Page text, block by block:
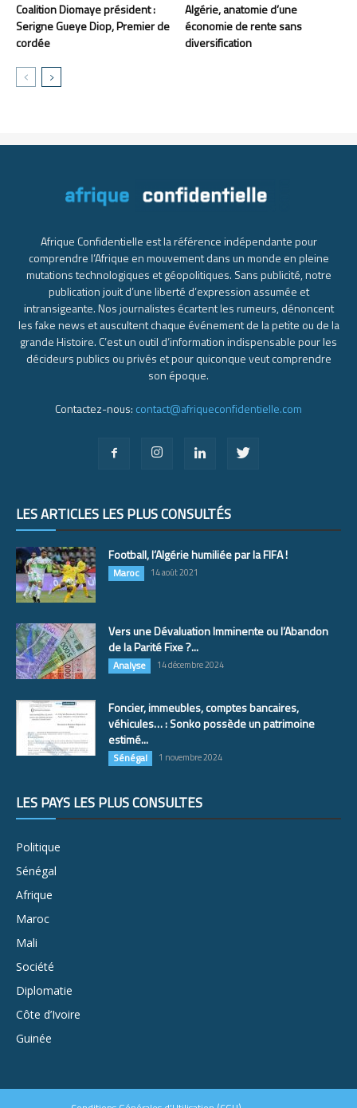
Coalition Diomaye président :
Serigne Gueye Diop, Premier de
cordée
Algérie, anatomie d’une
économie de rente sans
diversification
Afrique Confidentielle est la référence indépendante pour
comprendre l’Afrique en mouvement dans un monde en pleine
mutations technologiques et géopolitiques. Sans publicité, notre
publication jouit d’une liberté d’expression assumée et
intransigeante. Nos journalistes écartent les rumeurs, dénoncent
les fake news et auscultent chaque événement de la petite ou de la
grande Histoire. C’est un outil d’information indispensable pour les
décideurs publics ou privés et pour quiconque veut comprendre
son époque.
Contactez-nous: contact@afriqueconfidentielle.com
LES ARTICLES LES PLUS CONSULTÉS
Football, l’Algérie humiliée par la FIFA !
Maroc 14 août 2021
Vers une Dévaluation Imminente ou l’Abandon
de la Parité Fixe ?...
Analyse 14 décembre 2024
Foncier, immeubles, comptes bancaires,
véhicules… : Sonko possède un patrimoine
estimé...
Sénégal 1 novembre 2024
LES PAYS LES PLUS CONSULTÉS
Politique
Sénégal
Afrique
Maroc
Mali
Société
Diplomatie
Côte d’Ivoire
Guinée